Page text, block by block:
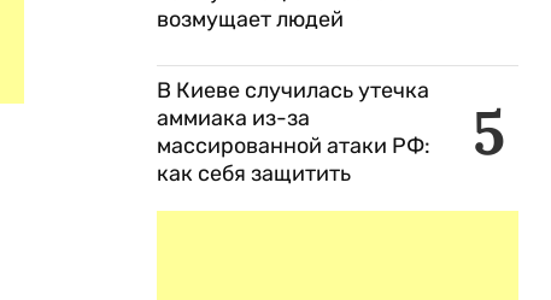
возмущает людей
5
В Киеве случилась утечка
аммиака из-за
массированной атаки РФ:
как себя защитить